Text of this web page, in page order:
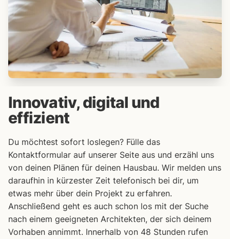
Innovativ, digital und
effizient
Du möchtest sofort loslegen? Fülle das
Kontaktformular auf unserer Seite aus und erzähl uns
von deinen Plänen für deinen Hausbau. Wir melden uns
daraufhin in kürzester Zeit telefonisch bei dir, um
etwas mehr über dein Projekt zu erfahren.
Anschließend geht es auch schon los mit der Suche
nach einem geeigneten Architekten, der sich deinem
Vorhaben annimmt. Innerhalb von 48 Stunden rufen